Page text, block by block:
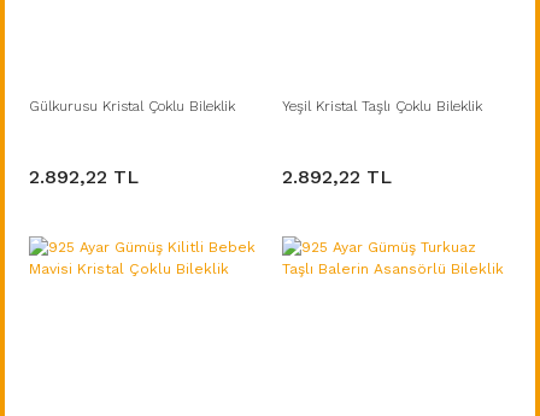
Gülkurusu Kristal Çoklu Bileklik
2.892,22 TL
Yeşil Kristal Taşlı Çoklu Bileklik
2.892,22 TL